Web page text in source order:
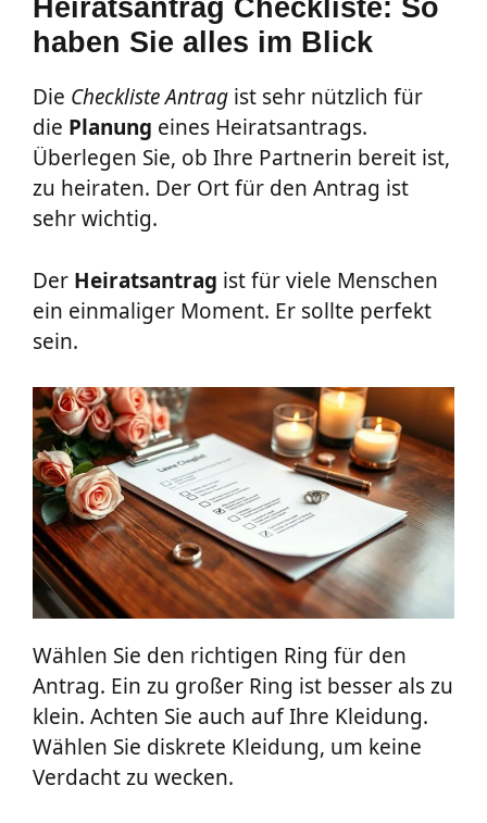
Heiratsantrag Checkliste: So
haben Sie alles im Blick
Die Checkliste Antrag ist sehr nützlich für
die Planung eines Heiratsantrags.
Überlegen Sie, ob Ihre Partnerin bereit ist,
zu heiraten. Der Ort für den Antrag ist
sehr wichtig.
Der Heiratsantrag ist für viele Menschen
ein einmaliger Moment. Er sollte perfekt
sein.
Wählen Sie den richtigen Ring für den
Antrag. Ein zu großer Ring ist besser als zu
klein. Achten Sie auch auf Ihre Kleidung.
Wählen Sie diskrete Kleidung, um keine
Verdacht zu wecken.